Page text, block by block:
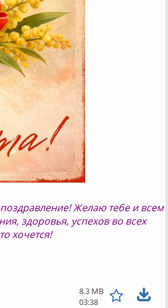
Желаю тебе и всем
здоровья, успехов во всех
хочется!
8.3 MB
03:38